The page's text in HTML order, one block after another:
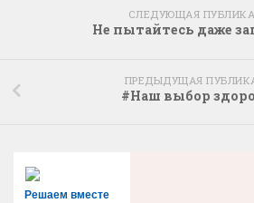
СЛЕДУЮЩАЯ
Не пытайтесь даже
ПРЕДЫДУЩАЯ
#Наш выбор
Решаем вместе